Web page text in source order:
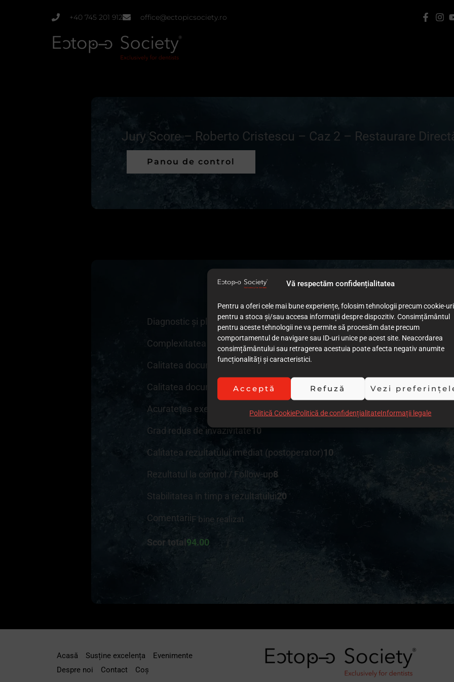
Vă respectăm confidențialitatea
Pentru a oferi cele mai bune experiențe, folosim tehnologii precum cookie-
pentru a stoca și/sau accesa informații despre dispozitiv. Consimțământul
pentru aceste tehnologii ne va permite să procesăm date precum
comportamentul de navigare sau ID-uri unice pe acest site. Neacordarea
consimțământului sau retragerea acestuia poate afecta negativ anumite
funcționalități și caracteristici.
Acceptă Refuză Vezi
Politică CookiePolitică de confidențialitateInformații legale
+40 745 201 912 office@ectopicsociety.ro
Jury Score – Roberto Cristescu – Caz 2 – Restaurare
Panou de control
Diagnostic și plan de tratament10
Complexitatea cazului8
Calitatea documentației cazului (imagini)
Calitatea documentației cazului (text)
Acuratețea execuției procedurilor clinice9
Grad redus de invazivitate10
Calitatea rezultatului imediat (postoperator)10
Rezultatul la control / Follow-up8
Stabilitatea în timp a rezultatului20
ComentariiF bine realizat
Scor total 94.00
Acasă Susține excelența
Evenimente
Despre noi
Contact Coș